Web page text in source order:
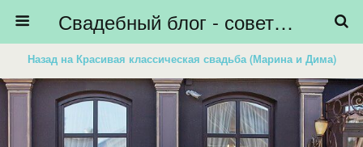
Свадебный блог - советы невестам, подготовка к свадьбе - HiBride
Назад на Красивая классическая свадьба (Марина и Дима)